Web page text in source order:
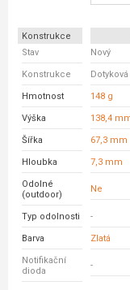
Konstrukce
Stav
Nový
Konstrukce Dotyková
Hmotnost 148 g
Výška 138,4
Šířka 67,3 mm
Hloubka 7,3 mm
Odolné
(outdoor)
Ne
Typ odolnosti -
Barva Zlatá
Notifikační
dioda
-